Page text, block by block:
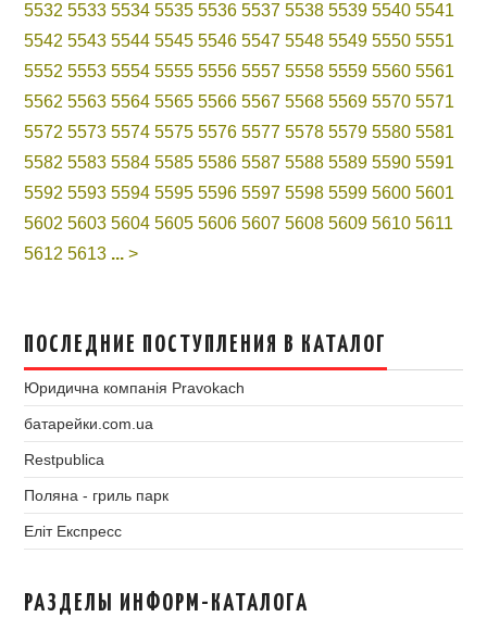
5532 5533 5534 5535 5536 5537 5538 5539 5540 5541
5542 5543 5544 5545 5546 5547 5548 5549 5550 5551
5552 5553 5554 5555 5556 5557 5558 5559 5560 5561
5562 5563 5564 5565 5566 5567 5568 5569 5570 5571
5572 5573 5574 5575 5576 5577 5578 5579 5580 5581
5582 5583 5584 5585 5586 5587 5588 5589 5590 5591
5592 5593 5594 5595 5596 5597 5598 5599 5600 5601
5602 5603 5604 5605 5606 5607 5608 5609 5610 5611
5612 5613 ... >
ПОСЛЕДНИЕ ПОСТУПЛЕНИЯ В КАТАЛОГ
Юридична компанія Pravokach
батарейки.com.ua
Restpublica
Поляна - гриль парк
Еліт Експресс
РАЗДЕЛЫ ИНФОРМ-КАТАЛОГА